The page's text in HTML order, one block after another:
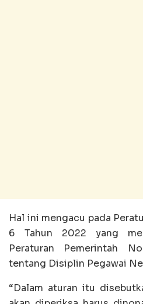
Hal ini mengacu pada
6 Tahun 2022 yang
Peraturan Pemerintah
tentang Disiplin Pegawai
“Dalam aturan itu